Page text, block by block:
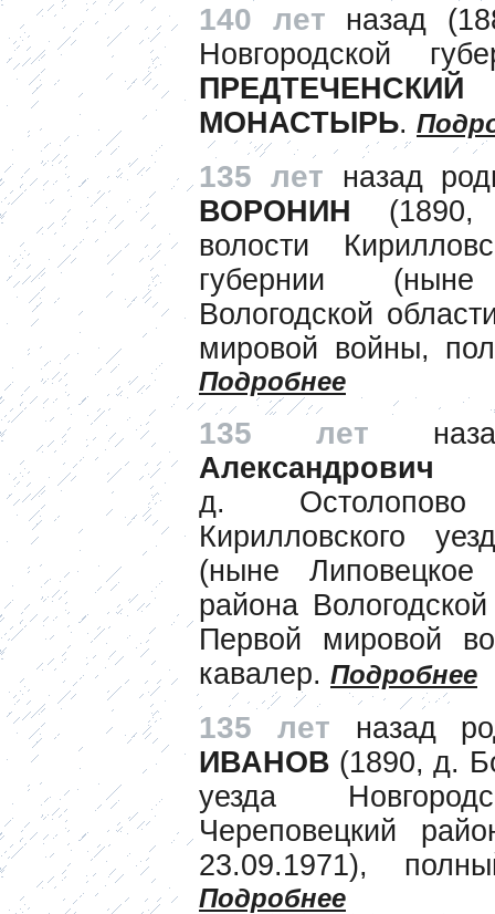
140 лет назад
Новгородской
МОНАСТЫРЬ.
135 лет назад
ВОРОНИН (1890,
волости
губернии
Вологодской
мировой войны,
Подробнее
135 лет
д. Остолопово
Кирилловского
(ныне Липовецкое
района
Первой мировой
кавалер. Подробнее
135 лет назад
ИВАНОВ (1890, д.
уезда
Череповецкий
23.09.1971),
Подробнее